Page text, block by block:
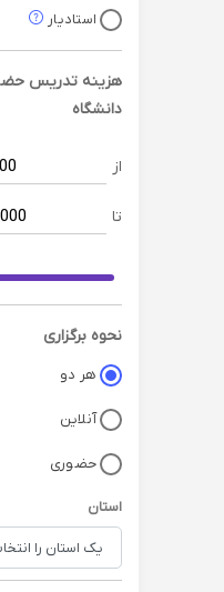
استادیار
هزینه تدریس
دانشگاه
از
تا
نحوه برگزاری
هر دو
آنلاین
حضوری
استان